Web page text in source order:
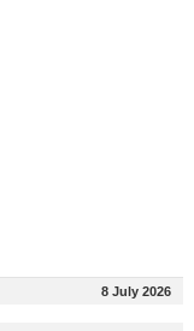
8 July 2026